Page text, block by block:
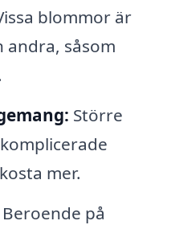
blommor är
andra, såsom
Större
mer.
Beroende på